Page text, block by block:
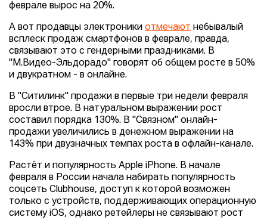
феврале вырос на 20%.
А вот продавцы электроники отмечают небывалый
всплеск продаж смартфонов в феврале, правда,
связывают это с гендерными праздниками. В
"М.Видео-Эльдорадо" говорят об общем росте в 50%
и двукратном - в онлайне.
В "Ситилинк" продажи в первые три недели февраля
вросли втрое. В натуральном выражении рост
составил порядка 130%. В "Связном" онлайн-
продажи увеличились в денежном выражении на
143% при двузначных темпах роста в офлайн-канале.
Растёт и популярность Apple iPhone. В начале
февраля в России начала набирать популярность
соцсеть Clubhouse, доступ к которой возможен
только с устройств, поддерживающих операционную
систему iOS, однако ретейлеры не связывают рост